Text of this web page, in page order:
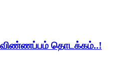
விண்ணப்பம் தொடக்கம்..!